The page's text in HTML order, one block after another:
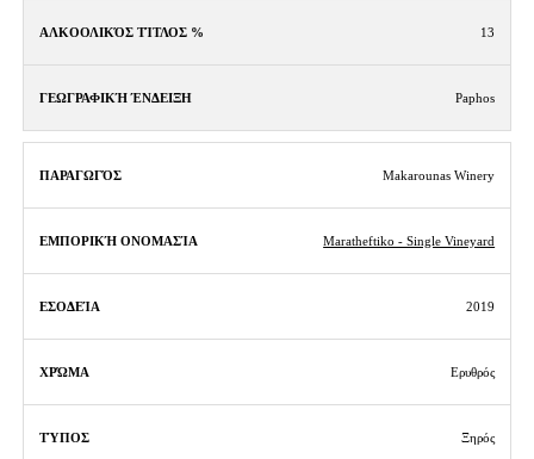
13
Paphos
Makarounas Winery
Maratheftiko - Single Vineyard
2019
Ερυθρός
Ξηρός